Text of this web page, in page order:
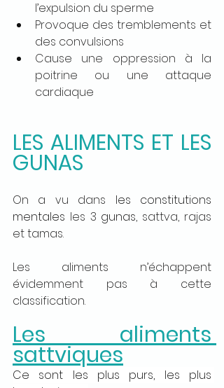
l’expulsion du sperme
Provoque des tremblements et
des convulsions
Cause une oppression à la
poitrine ou une attaque
cardiaque
LES ALIMENTS ET LES
GUNAS
On a vu dans les constitutions
mentales les 3 gunas, sattva, rajas
et tamas.
Les aliments n’échappent
évidemment pas à cette
classification.
Les aliments
sattviques
Ce sont les plus purs, les plus